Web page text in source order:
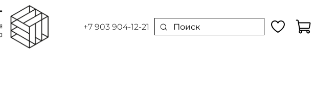
+7 903 904-12-21